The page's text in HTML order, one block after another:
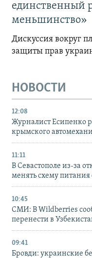
единственный
меньшинство»
Дискуссия вокруг
защиты прав
НОВОСТИ
12:08
Журналист Есипенко
крымского
11:11
В Севастополе из-за
менять схему питания
10:45
СМИ: В Wildberries
перенести в
09:41
Бровди: украинские